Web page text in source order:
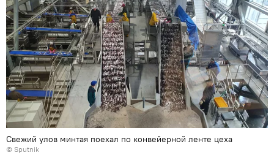
Свежий улов минтая поехал по конвейерной ленте цеха
© Sputnik